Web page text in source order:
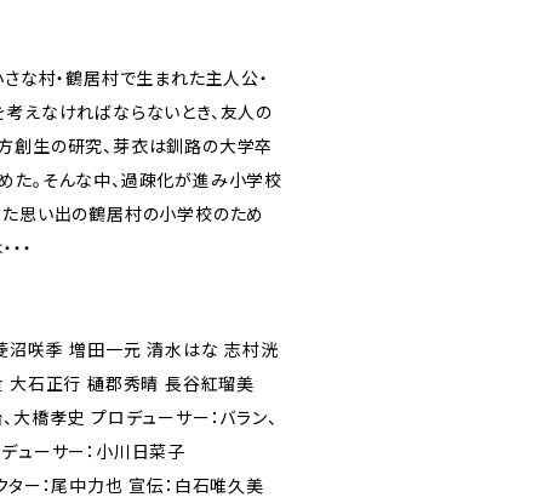
村・鶴居村で生まれた主人公・
えなければならないとき、友人の
創生の研究、芽衣は釧路の大学卒
た。そんな中、過疎化が進み小学校
た思い出の鶴居村の小学校のため
・
沼咲季 増田一元 清水はな 志村洸
石正行 樋郡秀晴 長谷紅瑠美
大橋孝史 プロデューサー：バラン、
ューサー：小川日菜子
ター：尾中力也 宣伝：白石唯久美